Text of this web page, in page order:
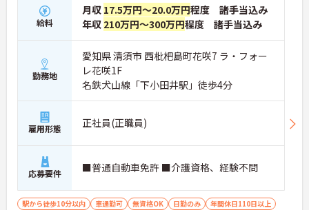
給料
月収 17.5万円～20.0万円程度 諸手当込み
年収 210万円～300万円程度 諸手当込み
勤務地
愛知県 清須市 西枇杷島町花咲7 ラ・フォー
レ花咲1F
名鉄犬山線「下小田井駅」徒歩4分
雇用形態 正社員(正職員)
応募要件 ■普通自動車免許 ■介護資格、経験不問
駅から徒歩10分以内 車通勤可 無資格OK 日勤のみ
年間休日110日以上